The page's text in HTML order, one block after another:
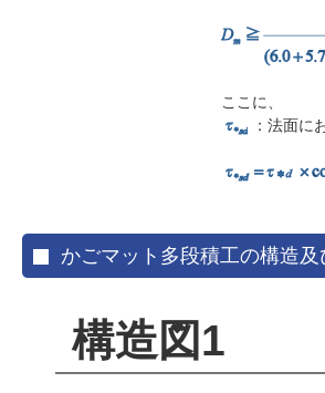
ここに、
：法面に
かごマット多段積工の構造
構造図1